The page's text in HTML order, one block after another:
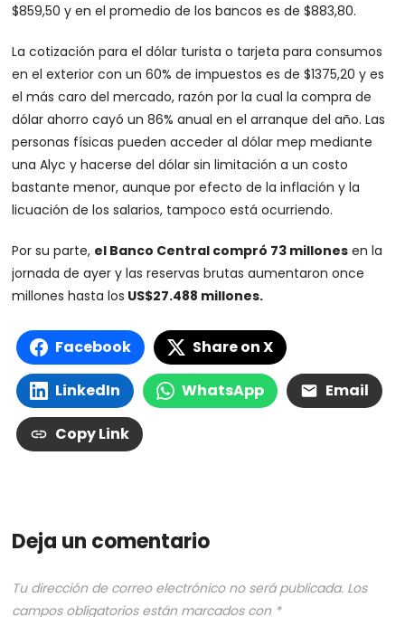
$859,50 y en el promedio de los bancos es de $883,80.
La cotización para el dólar turista o tarjeta para consumos
en el exterior con un 60% de impuestos es de $1375,20 y es
el más caro del mercado, razón por la cual la compra de
dólar ahorro cayó un 86% anual en el arranque del año. Las
personas físicas pueden acceder al dólar mep mediante
una Alyc y hacerse del dólar sin limitación a un costo
bastante menor, aunque por efecto de la inflación y la
licuación de los salarios, tampoco está ocurriendo.
Por su parte, el Banco Central compró 73 millones en la
jornada de ayer y las reservas brutas aumentaron once
millones hasta los US$27.488 millones.
Facebook Share on X
LinkedIn WhatsApp Email
Copy Link
Deja un comentario
Tu dirección de correo electrónico no será publicada. Los
campos obligatorios están marcados con *